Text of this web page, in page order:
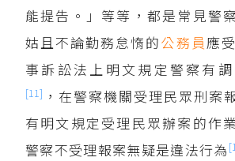
能提告。」等等，都是常見警
姑且不論勤務怠惰的公務員應
事訴訟法上明文規定警察有
[11] ，在警察機關受理民眾刑案
有明文規定受理民眾辦案的作
警察不受理報案無疑是違法行為